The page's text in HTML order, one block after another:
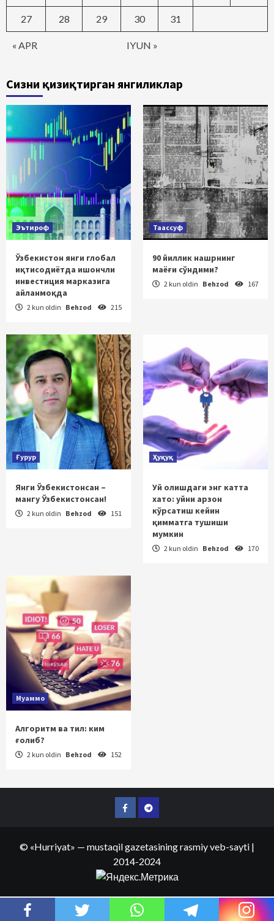
« APR IYUN »
27 28 29 30 31
Сизни қизиқтирган янгиликлар
Эътироф
Ўзбекистон янги глобал
иқтисодиётда ишончли
инвестиция марказига
айланмоқда
2 kun oldin Behzod 215
Таассуф
90 йиллик нашрнинг
маёғи сўндими?
2 kun oldin Behzod 167
Ғурур
Янги Ўзбекистонсан –
мангу Ўзбекистонсан!
2 kun oldin Behzod 151
Ҳуқуқ
Уй олишдаги энг катта
хато: уйни арзон
кўрсатиш кейин
қимматга тушиши
мумкин
2 kun oldin Behzod 170
Муаммо
Алгоритм ва тил: ким
ғолиб?
2 kun oldin Behzod 152
FacebookTelegram
© «Hurriyat» — mustaqil gazetasining rasmiy veb-sayti |
2014-2024